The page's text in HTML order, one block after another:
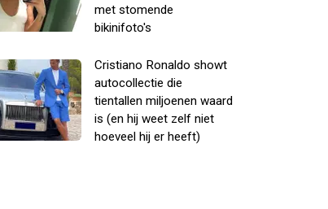
met stomende
bikinifoto's
Cristiano Ronaldo showt
autocollectie die
tientallen miljoenen waard
is (en hij weet zelf niet
hoeveel hij er heeft)